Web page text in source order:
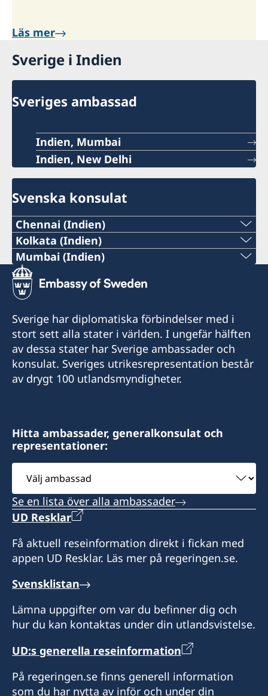
Läs mer
Sverige i Indien
Sveriges ambassad
Indien, Mumbai
Indien, New Delhi
Svenska konsulat
Chennai (Indien)
Tel:
+91 44 2811 2232
E-post:
chennai@consulateofsweden.in
Sveriges honorärkonsulat i Chennai
6 Cathedral Road
Chennai, 600086
India
måndag-fredag kl. 10.30-15.00
Mr Arun Vasu
Assistent
Mrs Priya Sundararajan
Kolkata (Indien)
Tel:
+91 33 2248 2080
kolkata@consulateofsweden.in
Sveriges honorärkonsulat i Kolkata
15/B Hemanta Basu Sarani
Öppettider:
Tisdag, onsdag och torsdag kl. 10.30-13.30
Upphämtning av UAT-kort:
Tisdag, onsdag och torsdag kl. 10.30-13.30
Ms Anjumit Nobis
Assistent
Ms Denise Smith
Mumbai (Indien)
Tel:
+91 98195 14916
E-post:
generalkonsulat.mumbai@gov.se
Sveriges Generalkonsulat i Mumbai
Konsulära ärenden:
Måndag: 14 - 16
Tisdag – Fredag: 10 - 12
Öppettid:
Måndag – Torsdag: 9 – 17
Fredag: 9 – 16.30
Generalkonsul
Sven Östberg
Assistant
Ms. Nirmala Mulugu
Sverige har diplomatiska förbindelser med i
stort sett alla stater i världen. I ungefär hälften
av dessa stater har Sverige ambassader och
konsulat. Sveriges utrikesrepresentation består
av drygt 100 utlandsmyndigheter.
Hitta ambassader, generalkonsulat och
representationer:
Välj
ambassad
Se en lista över alla ambassader
UD Resklar
Få aktuell reseinformation direkt i fickan med
appen UD Resklar. Läs mer på regeringen.se.
Svensklistan
Lämna uppgifter om var du befinner dig och
hur du kan kontaktas under din utlandsvistelse.
UD:s generella reseinformation
På regeringen.se finns generell information
som du har nytta av inför och under din